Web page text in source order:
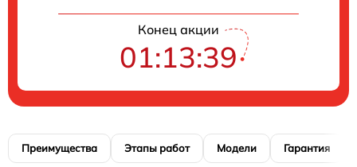
Конец акции
01:13:38
Преимущества Этапы работ Модели Гарантия